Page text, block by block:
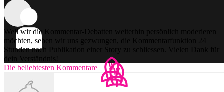
Weil wir die Kommentar-Debatten weiterhin persönlich moderieren
möchten, sehen wir uns gezwungen, die Kommentarfunktion 24
Stunden nach Publikation einer Story zu schliessen. Vielen Dank für
dein Verständnis!
Die beliebtesten Kommentare